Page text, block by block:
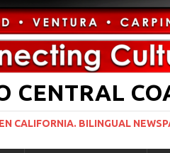
[ 7 agosto, 2026 ] Simi Valley Man
[ 7 agosto, 2026 ] El primer hábitat
CENTRAL
CALIFORNIA. BILINGUAL